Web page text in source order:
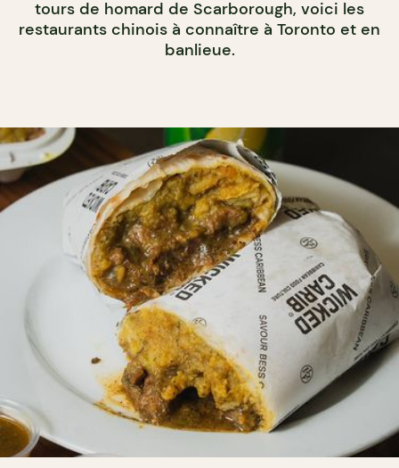
tours de homard de Scarborough, voici les
restaurants chinois à connaître à Toronto et en
banlieue.